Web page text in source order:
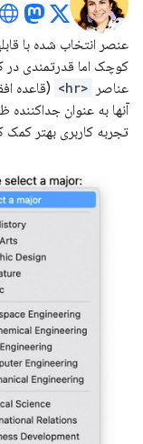
عنصر انتخاب شده با
عناصر
<hr>
(قاعده
آنها به عنوان
تجربه کاربری بهتر کمک